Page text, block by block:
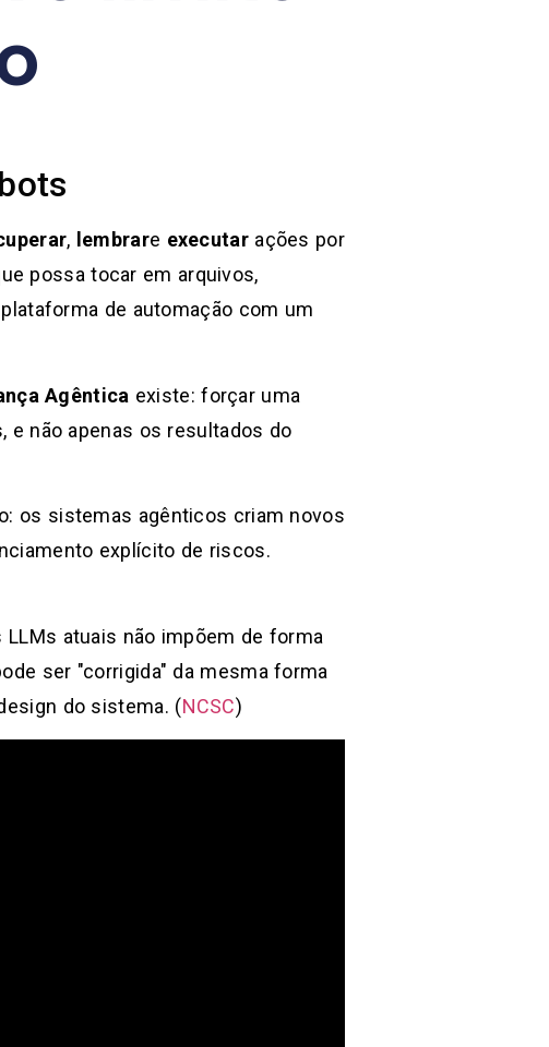
, lembrare executarações por
possa tocar em arquivos,
de automação com um
Agêntica existe: forçar uma
e não apenas os resultados do
os sistemas agênticos criam novos
explícito de riscos.
LLMs atuais não impõem de forma
ser "corrigida" da mesma forma
do sistema. (NCSC)